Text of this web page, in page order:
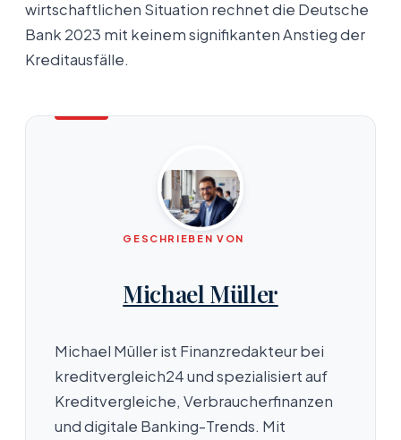
wirtschaftlichen Situation rechnet die Deutsche
Bank 2023 mit keinem signifikanten Anstieg der
Kreditausfälle.
GESCHRIEBEN VON
Michael Müller
Michael Müller ist Finanzredakteur bei
kreditvergleich24 und spezialisiert auf
Kreditvergleiche, Verbraucherfinanzen
und digitale Banking-Trends. Mit